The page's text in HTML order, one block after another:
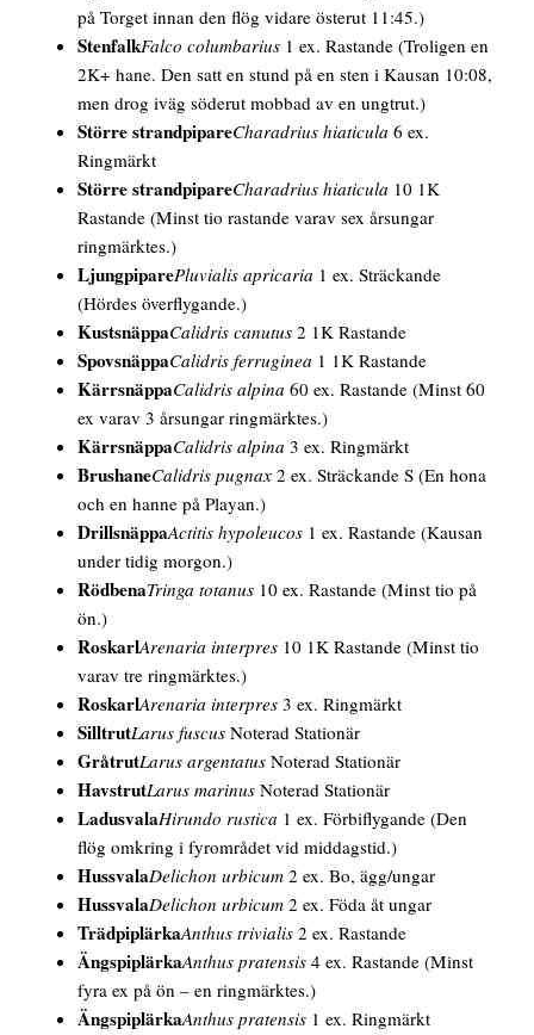
på Torget innan den flög vidare österut 11:45.)
StenfalkFalco columbarius 1 ex. Rastande(Troligen en
2K+ hane. Den satt en stund på en sten i Kausan 10:08,
men drog iväg söderut mobbad av en ungtrut.)
Större strandpipareCharadrius hiaticula 6 ex.
Ringmärkt
Större strandpipareCharadrius hiaticula 10 1K
Rastande(Minst tio rastande varav sex årsungar
ringmärktes.)
LjungpiparePluvialis apricaria 1 ex. Sträckande
(Hördes överflygande.)
KustsnäppaCalidris canutus 2 1K Rastande
SpovsnäppaCalidris ferruginea 1 1K Rastande
KärrsnäppaCalidris alpina 60 ex. Rastande(Minst 60
ex varav 3 årsungar ringmärktes.)
KärrsnäppaCalidris alpina 3 ex. Ringmärkt
BrushaneCalidris pugnax 2 ex. Sträckande S(En hona
och en hanne på Playan.)
DrillsnäppaActitis hypoleucos 1 ex. Rastande(Kausan
under tidig morgon.)
RödbenaTringa totanus 10 ex. Rastande(Minst tio på
ön.)
RoskarlArenaria interpres 10 1K Rastande(Minst tio
varav tre ringmärktes.)
RoskarlArenaria interpres 3 ex. Ringmärkt
SilltrutLarus fuscus Noterad Stationär
GråtrutLarus argentatus Noterad Stationär
HavstrutLarus marinus Noterad Stationär
LadusvalaHirundo rustica 1 ex. Förbiflygande(Den
flög omkring i fyrområdet vid middagstid.)
HussvalaDelichon urbicum 2 ex. Bo, ägg/ungar
HussvalaDelichon urbicum 2 ex. Föda åt ungar
TrädpiplärkaAnthus trivialis 2 ex. Rastande
ÄngspiplärkaAnthus pratensis 4 ex. Rastande(Minst
fyra ex på ön – en ringmärktes.)
ÄngspiplärkaAnthus pratensis 1 ex. Ringmärkt